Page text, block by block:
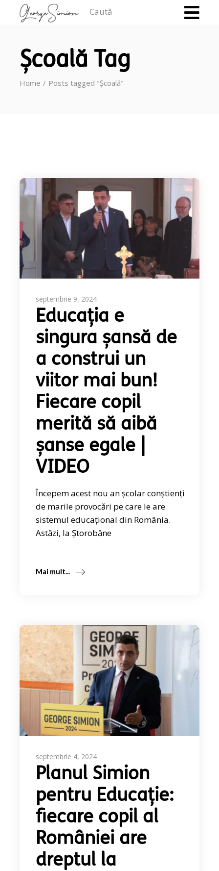
Școală Tag
Home Posts tagged "Școală"
septembrie 9, 2024
Educația e
singura șansă de
a construi un
viitor mai bun!
Fiecare copil
merită să aibă
șanse egale |
VIDEO
Începem acest nou an școlar conștienți
de marile provocări pe care le are
sistemul educațional din România.
Astăzi, la Ștorobăne
Mai mult...
septembrie 4, 2024
Planul Simion
pentru Educație:
fiecare copil al
României are
dreptul la